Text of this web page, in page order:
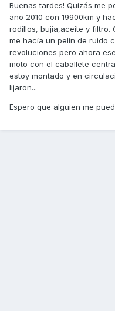
Buenas tardes! Quizás me
año 2010 con 19900km y
rodillos, bujía,aceite y filtro.
me hacía un pelín de ruido
revoluciones pero ahora
moto con el caballete
estoy montado y en
lijaron...
Espero que alguien me